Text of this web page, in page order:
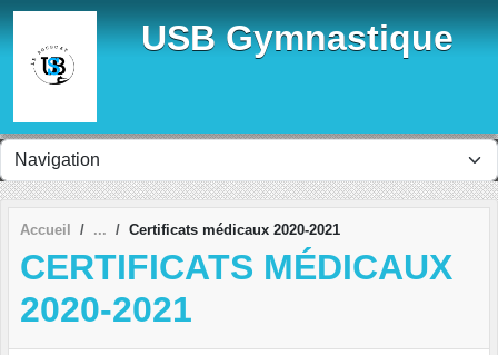
USB Gymnastique
Accueil Certificats médicaux 2020-2021
CERTIFICATS MÉDICAUX
2020-2021
Panneau de gestion des cookies